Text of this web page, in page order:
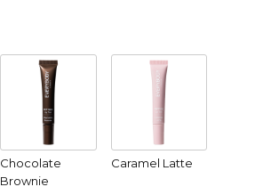
Chocolate
Brownie
Caramel Latte